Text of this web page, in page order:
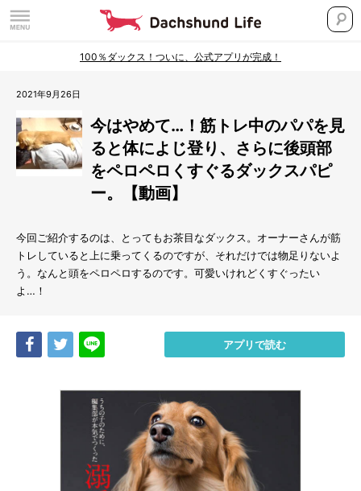
100％ダックス！ついに、公式アプリが完成！
2021年9月26日
今はやめて…！筋トレ中のパパを見
ると体によじ登り、さらに後頭部
をペロペロくすぐるダックスパピ
ー。【動画】
今回ご紹介するのは、とってもお茶目なダックス。オーナーさんが筋
トレしていると上に乗ってくるのですが、それだけでは物足りないよ
う。なんと頭をペロペロするのです。可愛いけれどくすぐったい
よ…！
Share Tweet アプリで読む